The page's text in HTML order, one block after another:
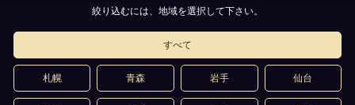
絞り込むには、地域を選択して下さい。
すべて
札幌 青森 岩手 仙台